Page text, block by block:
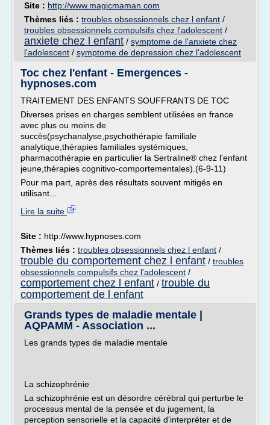
Site : http://www.magicmaman.com
Thèmes liés : troubles obsessionnels chez l enfant /
troubles obsessionnels compulsifs chez l'adolescent /
anxiete chez l enfant / symptome de l'anxiete chez
l'adolescent / symptome de depression chez l'adolescent
Toc chez l'enfant - Emergences -
hypnoses.com
TRAITEMENT DES ENFANTS SOUFFRANTS DE TOC
Diverses prises en charges semblent utilisées en france
avec plus ou moins de
succès(psychanalyse,psychothérapie familiale
analytique,thérapies familiales systémiques,
pharmacothérapie en particulier la Sertraline® chez l'enfant
jeune,thérapies cognitivo-comportementales).(6-9-11)
Pour ma part, après des résultats souvent mitigés en
utilisant...
Lire la suite
Site : http://www.hypnoses.com
Thèmes liés : troubles obsessionnels chez l enfant /
trouble du comportement chez l enfant / troubles
obsessionnels compulsifs chez l'adolescent /
comportement chez l enfant / trouble du
comportement de l enfant
Grands types de maladie mentale |
AQPAMM - Association ...
Les grands types de maladie mentale
La schizophrénie
La schizophrénie est un désordre cérébral qui perturbe le
processus mental de la pensée et du jugement, la
perception sensorielle et la capacité d'interpréter et de